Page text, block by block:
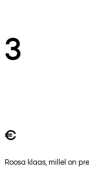
3
€
Roosa klaas, millel on